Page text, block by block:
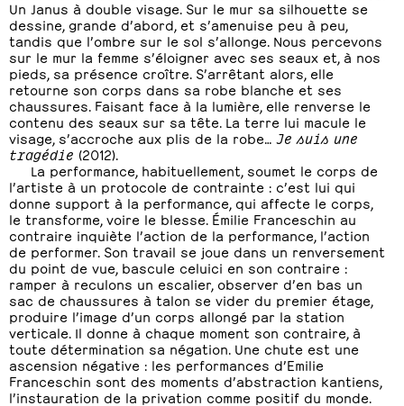
Un Janus à double visage. Sur le mur sa silhouette se
dessine, grande d’abord, et s’amenuise peu à peu,
tandis que l’ombre sur le sol s’allonge. Nous percevons
sur le mur la femme s’éloigner avec ses seaux et, à nos
pieds, sa présence croître. S’arrêtant alors, elle
retourne son corps dans sa robe blanche et ses
chaussures. Faisant face à la lumière, elle renverse le
contenu des seaux sur sa tête. La terre lui macule le
visage, s’accroche aux plis de la robe…
Je suis une
tragédie (2012).
La performance, habituellement, soumet le corps de
l’artiste à un protocole de contrainte : c’est lui qui
donne support à la performance, qui affecte le corps,
le transforme, voire le blesse. Émilie Franceschin au
contraire inquiète l’action de la performance, l’action
de performer. Son travail se joue dans un renversement
du point de vue, bascule celuici en son contraire :
ramper à reculons un escalier, observer d’en bas un
sac de chaussures à talon se vider du premier étage,
produire l’image d’un corps allongé par la station
verticale. Il donne à chaque moment son contraire, à
toute détermination sa négation. Une chute est une
ascension négative : les performances d’Emilie
Franceschin sont des moments d’abstraction kantiens,
l’instauration de la privation comme positif du monde.